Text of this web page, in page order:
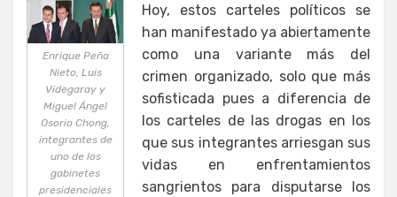
Enrique Peña
Nieto, Luis
Videgaray y
Miguel Ángel
Osorio Chong,
integrantes de
uno de los
gabinetes
presidenciales
Hoy, estos carteles políticos se
han manifestado ya abiertamente
como una variante más del
crimen organizado, solo que más
sofisticada pues a diferencia de
los carteles de las drogas en los
que sus integrantes arriesgan sus
vidas en enfrentamientos
sangrientos para disputarse los